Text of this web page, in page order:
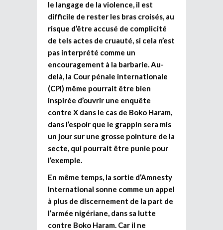
le langage de la violence, il est
difficile de rester les bras croisés, au
risque d’être accusé de complicité
de tels actes de cruauté, si cela n’est
pas interprété comme un
encouragement à la barbarie. Au-
delà, la Cour pénale internationale
(CPI) même pourrait être bien
inspirée d’ouvrir une enquête
contre X dans le cas de Boko Haram,
dans l’espoir que le grappin sera mis
un jour sur une grosse pointure de la
secte, qui pourrait être punie pour
l’exemple.
En même temps, la sortie d’Amnesty
International sonne comme un appel
à plus de discernement de la part de
l’armée nigériane, dans sa lutte
contre Boko Haram. Car il ne